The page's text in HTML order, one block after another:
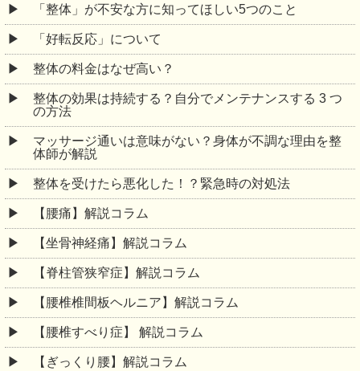
「整体」が不安な方に知ってほしい5つのこと
「好転反応」について
整体の料金はなぜ高い？
整体の効果は持続する？自分でメンテナンスする 3 つ
の方法
マッサージ通いは意味がない？身体が不調な理由を整
体師が解説
整体を受けたら悪化した！？緊急時の対処法
【腰痛】解説コラム
【坐骨神経痛】解説コラム
【脊柱管狭窄症】解説コラム
【腰椎椎間板ヘルニア】解説コラム
【腰椎すべり症】 解説コラム
【ぎっくり腰】解説コラム